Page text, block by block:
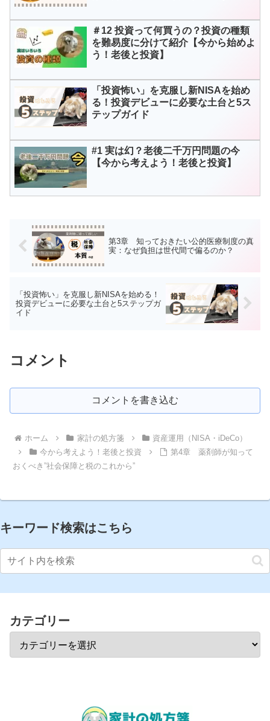
＃12 投資って何買うの？投資の種類
を難易度に分けて紹介【今から始めよ
う！老後と投資】
「投資怖い」を克服し新NISAを始め
る！投資デビューに必要な土台と5ス
テップガイド
#1 実は幻？老後二千万円問題の今
【今から考えよう！老後と投資】
第3章 知っておきたい公的医療制度の真
実：なぜ負担は世代間で偏るのか？
「投資怖い」を克服し新NISAを始める！
投資デビューに必要な土台と5ステップガ
イド
コメント
コメントを書き込む
ホーム 家計の処方箋
資産運用（NISA・iDeCo）
今から考えよう！老後と投資
第4章 薬剤師が知って
おくべき”社会保障と税のこれから”
キーワード検索はこちら
カテゴリー